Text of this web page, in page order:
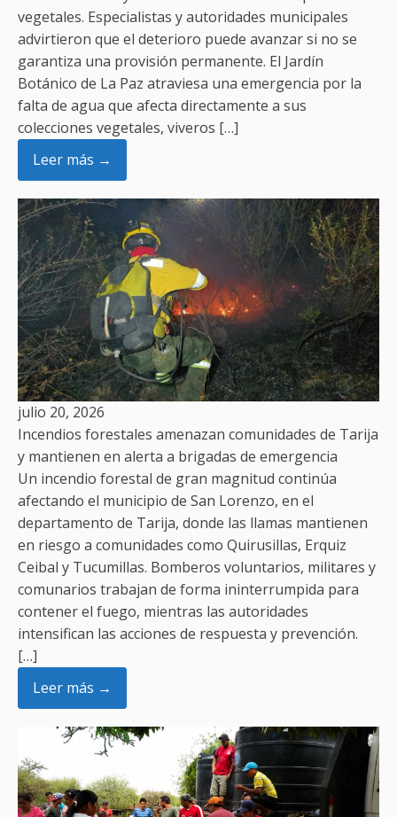
vegetales. Especialistas y autoridades municipales
advirtieron que el deterioro puede avanzar si no se
garantiza una provisión permanente. El Jardín
Botánico de La Paz atraviesa una emergencia por la
falta de agua que afecta directamente a sus
colecciones vegetales, viveros […]
Leer más →
julio 20, 2026
Incendios forestales amenazan comunidades de Tarija
y mantienen en alerta a brigadas de emergencia
Un incendio forestal de gran magnitud continúa
afectando el municipio de San Lorenzo, en el
departamento de Tarija, donde las llamas mantienen
en riesgo a comunidades como Quirusillas, Erquiz
Ceibal y Tucumillas. Bomberos voluntarios, militares y
comunarios trabajan de forma ininterrumpida para
contener el fuego, mientras las autoridades
intensifican las acciones de respuesta y prevención.
[…]
Leer más →